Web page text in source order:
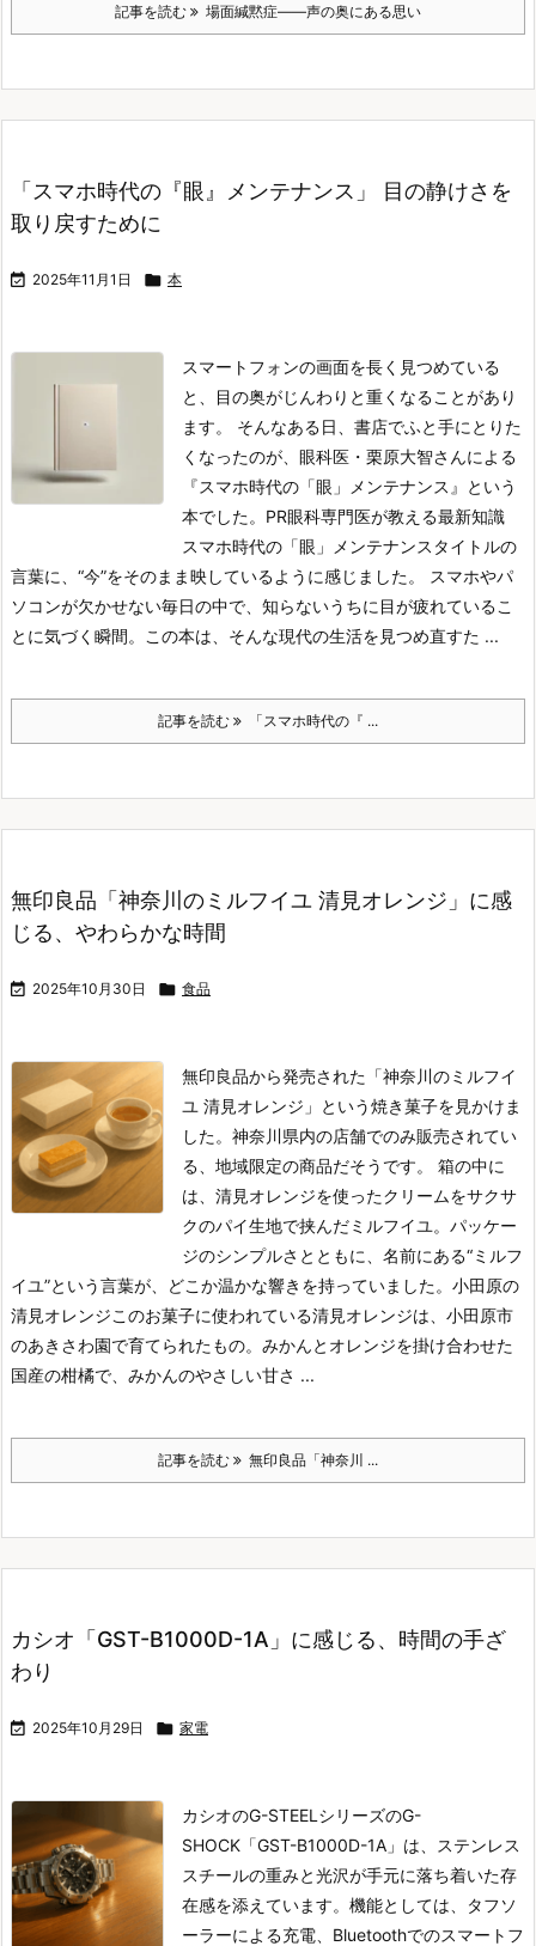
記事を読む 場面緘黙症――声の奥にある思い
「スマホ時代の『眼』メンテナンス」 目の静けさを
取り戻すために
 2025年11月1日  本
スマートフォンの画面を長く見つめている
と、目の奥がじんわりと重くなることがあり
ます。
そんなある日、書店でふと手にとりた
くなったのが、眼科医・栗原大智さんによる
『スマホ時代の「眼」メンテナンス』という
本でした。 PR眼科専門医が教える最新知識
スマホ時代の「眼」メンテナンス タイトルの
言葉に、“今”をそのまま映しているように感じました。
スマホやパ
ソコンが欠かせない毎日の中で、知らないうちに目が疲れているこ
とに気づく瞬間。
この本は、そんな現代の生活を見つめ直すた ...
記事を読む 「スマホ時代の『 ...
無印良品「神奈川のミルフイユ 清見オレンジ」に感
じる、やわらかな時間
 2025年10月30日  食品
無印良品から発売された「神奈川のミルフイ
ユ 清見オレンジ」という焼き菓子を見かけま
した。 神奈川県内の店舗でのみ販売されてい
る、地域限定の商品だそうです。
箱の中に
は、清見オレンジを使ったクリームをサクサ
クのパイ生地で挟んだミルフイユ。 パッケー
ジのシンプルさとともに、名前にある“ミルフ
イユ”という言葉が、どこか温かな響きを持っていました。 小田原の
清見オレンジこのお菓子に使われている清見オレンジは、小田原市
のあきさわ園で育てられたもの。 みかんとオレンジを掛け合わせた
国産の柑橘で、みかんのやさしい甘さ ...
記事を読む 無印良品「神奈川 ...
カシオ「GST-B1000D-1A」に感じる、時間の手ざ
わり
 2025年10月29日  家電
カシオのG-STEELシリーズのG-
SHOCK「GST-B1000D-1A」は、ステンレス
スチールの重みと光沢が手元に落ち着いた存
在感を添えています。 機能としては、タフソ
ーラーによる充電、Bluetoothでのスマートフ